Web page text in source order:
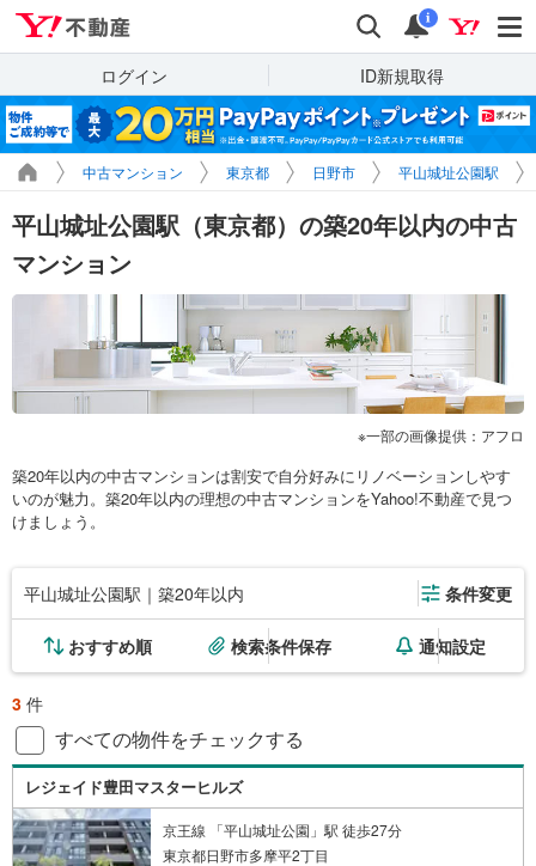
検索 通知
i
ログイン ID新規取得
中古マンション 東京都 日野市 平山城址公園駅
平山城址公園駅（東京都）の築20年以内の中古
マンション
一部の画像提供：アフロ
築20年以内の中古マンションは割安で自分好みにリノベーションしやす
いのが魅力。築20年以内の理想の中古マンションをYahoo!不動産で見つ
けましょう。
平山城址公園駅｜築20年以内 条件変更
おすすめ順 検索条件保存 通知設定
3 件
すべての物件をチェックする
レジェイド豊田マスターヒルズ
京王線 「平山城址公園」駅 徒歩27分
東京都日野市多摩平2丁目